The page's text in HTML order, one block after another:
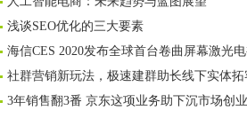
浅谈SEO优化的三大要素
海信CES 2020发布全球首台卷曲屏幕激光
社群营销新玩法，极速建群助长线下实体
3年销售翻3番 京东这项业务助下沉市场创